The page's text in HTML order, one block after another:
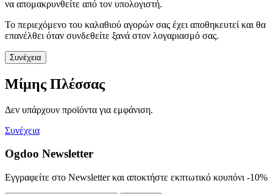
να απομακρυνθείτε από τον υπολογιστή.
Το περιεχόμενο του καλαθιού αγορών σας έχει αποθηκευτεί και θα
επανέλθει όταν συνδεθείτε ξανά στον λογαριασμό σας.
Συνέχεια
Μίμης Πλέσσας
Δεν υπάρχουν προϊόντα για εμφάνιση.
Συνέχεια
Ogdoo Newsletter
Εγγραφείτε στο Newsletter και αποκτήστε εκπτωτικό κουπόνι -10%